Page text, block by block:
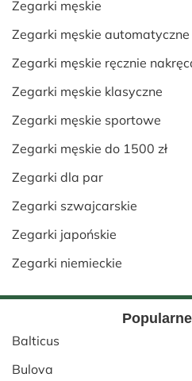
Zegarki męskie
Zegarki męskie automatyczne
Zegarki męskie ręcznie
Zegarki męskie klasyczne
Zegarki męskie sportowe
Zegarki męskie do 1500 zł
Zegarki dla par
Zegarki szwajcarskie
Zegarki japońskie
Zegarki niemieckie
Balticus
Bulova